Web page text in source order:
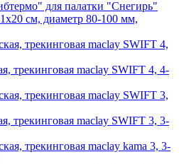
для палатки "Снегирь"
см, диаметр 80-100 мм,
трекинговая maclay SWIFT 4, 4-
трекинговая maclay SWIFT 3, 3-